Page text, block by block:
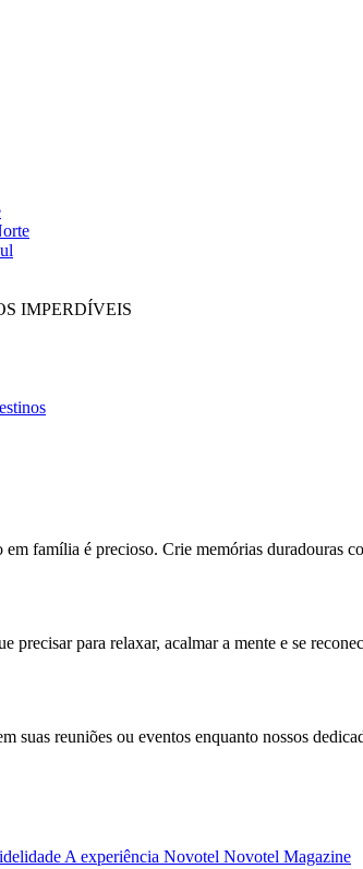
IMPERDÍVEIS
família é precioso. Crie memórias duradouras
precisar para relaxar, acalmar a mente e se
suas reuniões ou eventos enquanto nossos
A experiência Novotel Novotel Magazine